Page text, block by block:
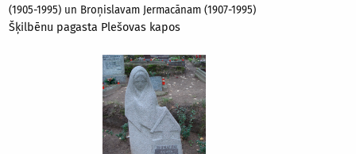
(1905-1995) un Broņislavam Jermacānam (1907-1995)
Šķilbēnu pagasta Plešovas kapos